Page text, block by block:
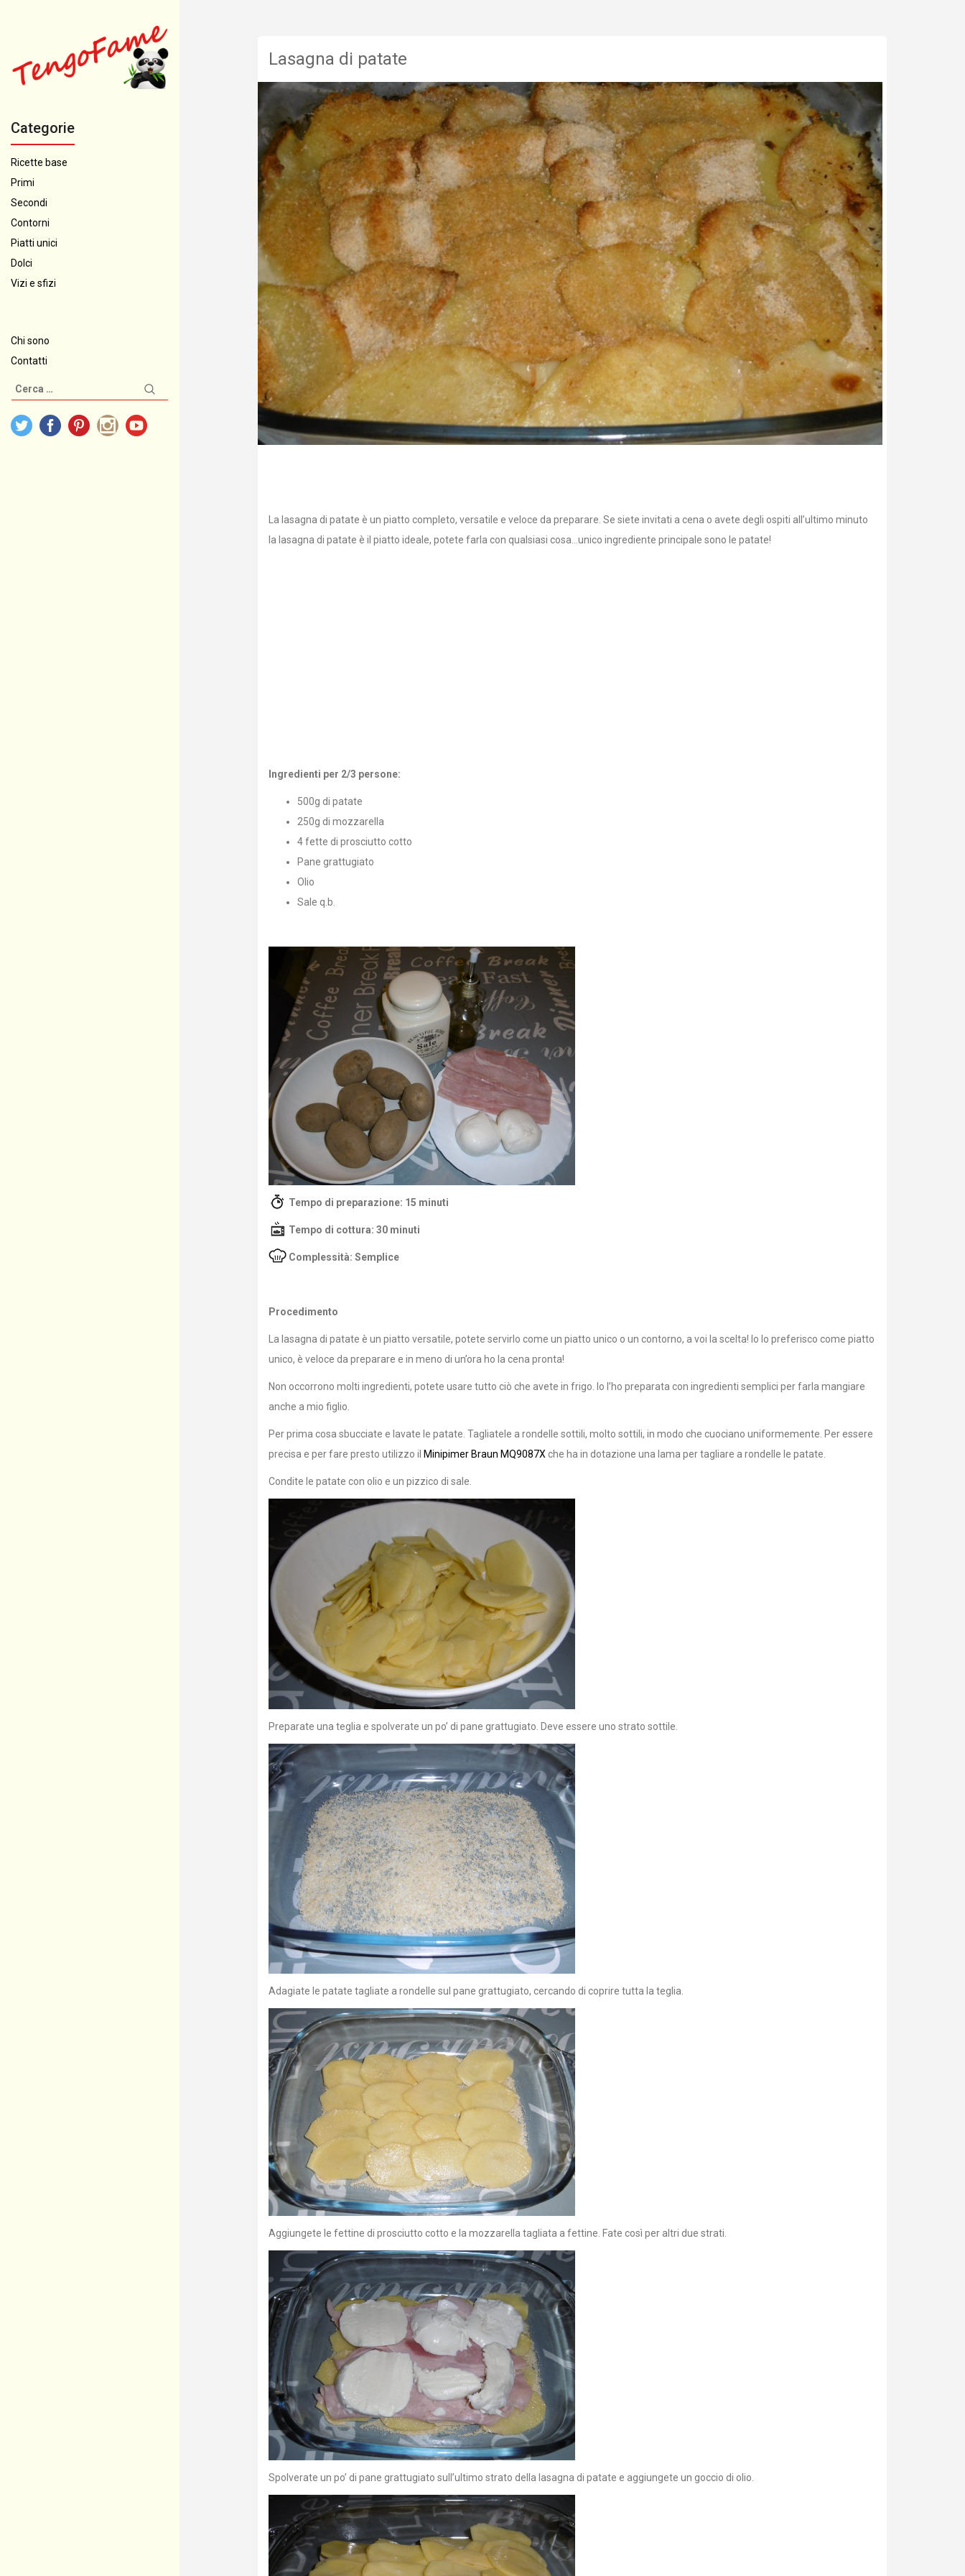
Categorie
Ricette base
Primi
Secondi
Contorni
Piatti unici
Dolci
Vizi e sfizi
Chi sono
Contatti
Ricerca
per:
Lasagna di patate
La lasagna di patate è un piatto completo, versatile e veloce da preparare. Se siete invitati a cena o avete degli ospiti all’ultimo minuto
la lasagna di patate è il piatto ideale, potete farla con qualsiasi cosa…unico ingrediente principale sono le patate!
Ingredienti per 2/3 persone:
500g di patate
250g di mozzarella
4 fette di prosciutto cotto
Pane grattugiato
Olio
Sale q.b.
Tempo di preparazione: 15 minuti
Tempo di cottura: 30 minuti
Complessità: Semplice
Procedimento
La lasagna di patate è un piatto versatile, potete servirlo come un piatto unico o un contorno, a voi la scelta! Io lo preferisco come piatto
unico, è veloce da preparare e in meno di un’ora ho la cena pronta!
Non occorrono molti ingredienti, potete usare tutto ciò che avete in frigo. Io l’ho preparata con ingredienti semplici per farla mangiare
anche a mio figlio.
Per prima cosa sbucciate e lavate le patate. Tagliatele a rondelle sottili, molto sottili, in modo che cuociano uniformemente. Per essere
precisa e per fare presto utilizzo ilMinipimer Braun MQ9087X che ha in dotazione una lama per tagliare a rondelle le patate.
Condite le patate con olio e un pizzico di sale.
Preparate una teglia e spolverate un po’ di pane grattugiato. Deve essere uno strato sottile.
Adagiate le patate tagliate a rondelle sul pane grattugiato, cercando di coprire tutta la teglia.
Aggiungete le fettine di prosciutto cotto e la mozzarella tagliata a fettine. Fate così per altri due strati.
Spolverate un po’ di pane grattugiato sull’ultimo strato della lasagna di patate e aggiungete un goccio di olio.